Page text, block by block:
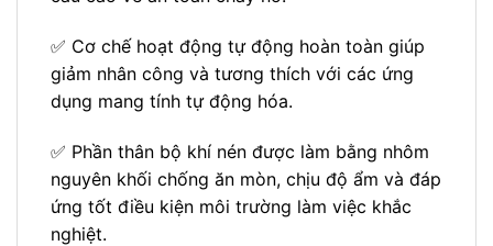
✅ Cơ chế hoạt động tự động hoàn toàn giúp
giảm nhân công và tương thích với các ứng
dụng mang tính tự động hóa.
✅ Phần thân bộ khí nén được làm bằng nhôm
nguyên khối chống ăn mòn, chịu độ ẩm và đáp
ứng tốt điều kiện môi trường làm việc khắc
nghiệt.